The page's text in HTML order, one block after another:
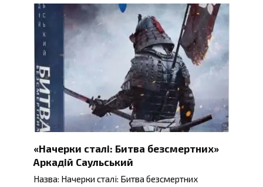
«Начерки сталі: Битва безсмертних»
Аркадій Саульський
Назва: Начерки сталі: Битва безсмертних